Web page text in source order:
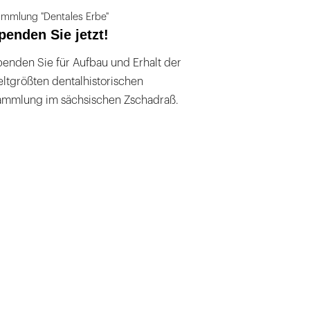
"Dentales Erbe"
Sie jetzt!
Sie für Aufbau und Erhalt der
dentalhistorischen
im sächsischen Zschadraß.